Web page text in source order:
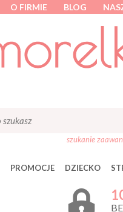
O FIRMIE BLOG
szukanie
PROMOCJE DZIECKO